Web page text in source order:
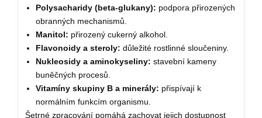
Polysacharidy (beta-glukany): podpora přirozených
obranných mechanismů.
Manitol: přirozený cukerný alkohol.
Flavonoidy a steroly: důležité rostlinné sloučeniny.
Nukleosidy a aminokyseliny: stavební kameny
buněčných procesů.
Vitamíny skupiny B a minerály: přispívají k
normálním funkcím organismu.
Šetrné zpracování pomáhá zachovat jejich dostupnost